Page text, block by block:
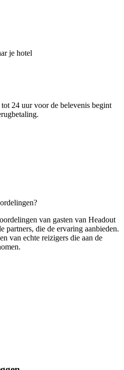
je hotel
24 uur voor de belevenis begint
van gasten van Headout
partners, die de ervaring aanbieden.
van echte reizigers die aan de